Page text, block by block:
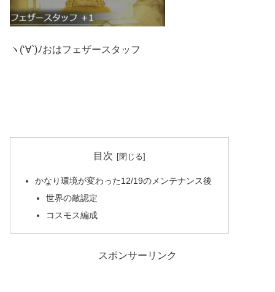
ヽ(‘∀`)ﾉおはフェザースタッフ
目次
かなり環境が変わった12/19のメンテナンス後
世界の敵認定
コスモス編成
スポンサーリンク